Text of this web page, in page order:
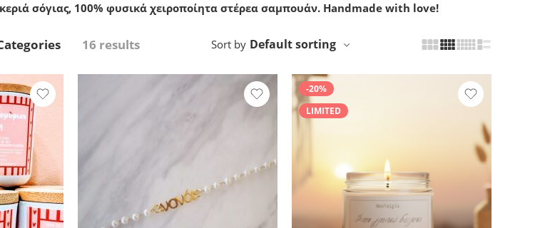
σόγιας, 100% φυσικά χειροποίητα στέρεα σαμπουάν. Handmade with love!
16 results Sort by Default sorting
-20%
LIMITED